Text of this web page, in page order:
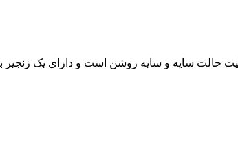
حالت سایه و سایه روشن است و دارای یک